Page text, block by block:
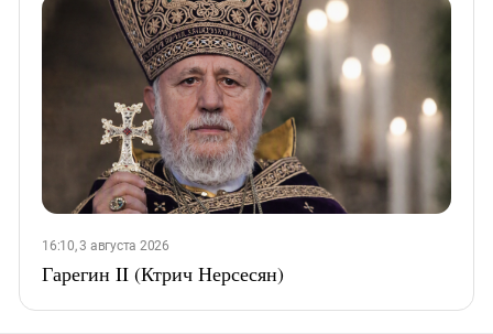
16:10, 3 августа 2026
Гарегин II (Ктрич Нерсесян)